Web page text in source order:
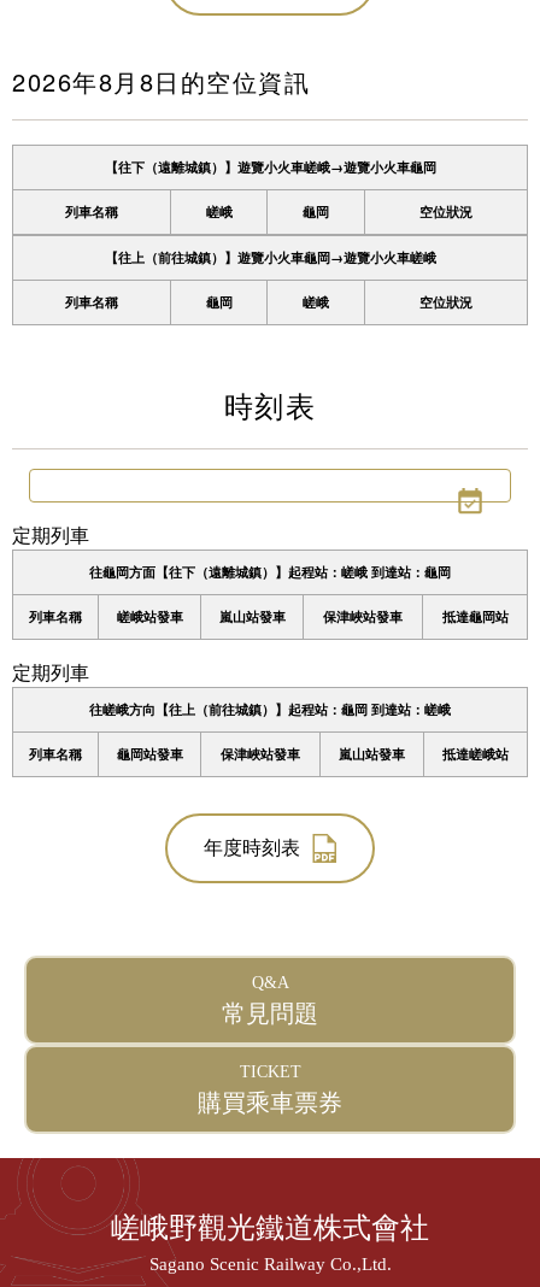
遊覽小火車嵯峨站
遊覽小火車保津峽站
遊覽小火車龜岡站
tourist attractions
周邊觀光景點
保津峽地區
龜岡地區
2026年8月8日 的空位資訊
【往下（遠離城鎮）】遊覽小火車嵯峨→遊覽小火車龜岡
列車名稱 嵯峨 龜岡 空位狀況
【往上（前往城鎮）】遊覽小火車龜岡→遊覽小火車嵯峨
列車名稱 龜岡 嵯峨 空位狀況
時刻表
定期列車
往龜岡方面【往下（遠離城鎮）】起程站：嵯峨 到達站：龜岡
列車名稱 嵯峨站發車 嵐山站發車 保津峽站發車 抵達龜岡站
定期列車
往嵯峨方向【往上（前往城鎮）】起程站：龜岡 到達站：嵯峨
列車名稱 龜岡站發車 保津峽站發車 嵐山站發車 抵達嵯峨站
年度時刻表
Q&A
常見問題
TICKET
購買乘車票券
嵯峨野觀光鐵道株式會社
Sagano Scenic Railway Co.,Ltd.